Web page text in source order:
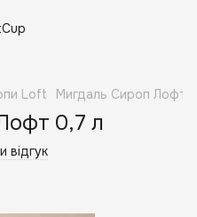
Loft Мигдаль Сироп Лофт
0,7 л
відгук